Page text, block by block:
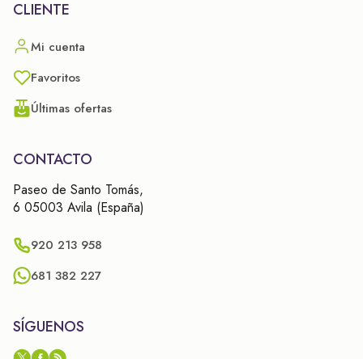
CLIENTE
Mi cuenta
Favoritos
Últimas ofertas
CONTACTO
Paseo de Santo Tomás,
6 05003 Avila (España)
920 213 958
681 382 227
SÍGUENOS